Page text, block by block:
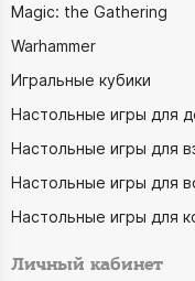
Magic: the Gathering
Warhammer
Игральные кубики
Настольные игры для
Настольные игры для
Настольные игры для
Настольные игры для
Личный кабинет